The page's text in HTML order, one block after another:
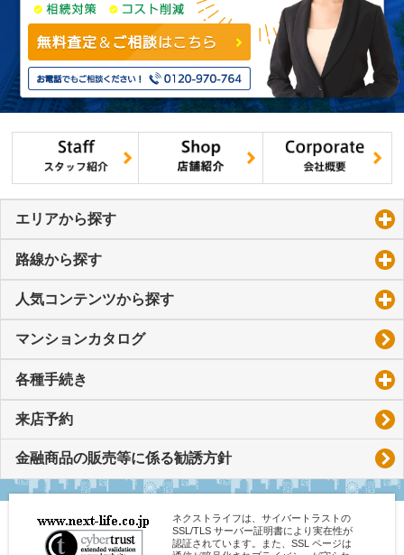
エリアから探す
路線から探す
人気コンテンツから探す
マンションカタログ
各種手続き
来店予約
金融商品の販売等に係る勧誘方針
ネクストライフは、サイバートラストの
SSL/TLS サーバー証明書により実在性が
認証されています。また、SSL ページは